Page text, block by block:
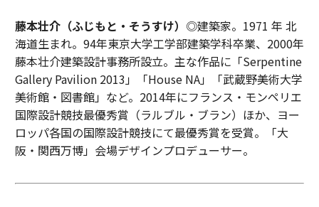
藤本壮介（ふじもと・そうすけ） ◎建築家。1971 年 北
海道生まれ。94年東京大学工学部建築学科卒業、2000年
藤本壮介建築設計事務所設立。主な作品に「Serpentine
Gallery Pavilion 2013」「House NA」「武蔵野美術大学
美術館・図書館」など。2014年にフランス・モンペリエ
国際設計競技最優秀賞（ラルブル・ブラン）ほか、ヨー
ロッパ各国の国際設計競技にて最優秀賞を受賞。「大
阪・関西万博」会場デザインプロデューサー。